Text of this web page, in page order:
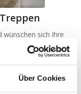
Über Cookies
wünschen sich Ihre
zurück.